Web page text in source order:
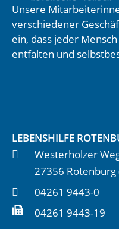
Unsere
verschiedener
ein, dass jeder
entfalten und
LEBENSHILFE
Westerholzer
27356 Rotenburg
04261 9443-0
04261 9443-19